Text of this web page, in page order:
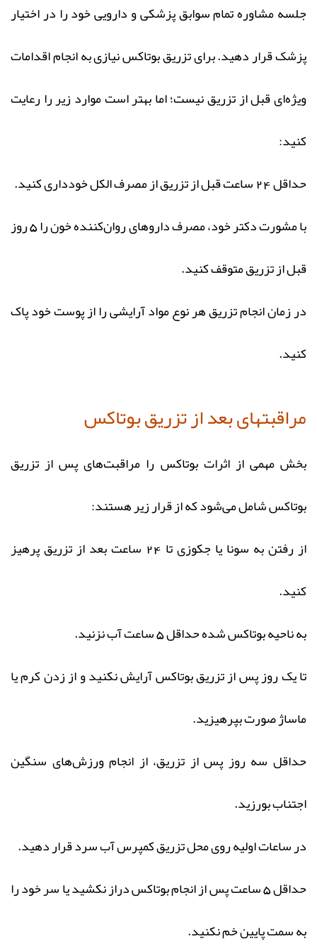
جلسه مشاوره تمام سوابق پزشکی و دارویی خود را در اختیار
پزشک قرار دهید. برای تزریق بوتاکس نیازی به انجام اقدامات
ویژه‌ای قبل از تزریق نیست؛ اما بهتر است موارد زیر را رعایت
کنید:
حداقل 24 ساعت قبل از تزریق از مصرف الکل خودداری کنید.
با مشورت دکتر خود، مصرف داروهای روان‌کننده خون را 5 روز
قبل از تزریق متوقف کنید.
در زمان انجام تزریق هر نوع مواد آرایشی را از پوست خود پاک
کنید.
مراقبتهای بعد از تزریق بوتاکس
بخش مهمی از اثرات بوتاکس را مراقبت‌های پس از تزریق
بوتاکس شامل می‌شود که از قرار زیر هستند:
از رفتن به سونا یا جکوزی تا 24 ساعت بعد از تزریق پرهیز
کنید.
به ناحیه بوتاکس شده حداقل 5 ساعت آب نزنید.
تا یک روز پس از تزریق بوتاکس آرایش نکنید و از زدن کرم یا
ماساژ صورت بپرهیزید.
حداقل سه روز پس از تزریق، از انجام ورزش‌های سنگین
اجتناب بورزید.
در ساعات اولیه روی محل تزریق کمپرس آب سرد قرار دهید.
حداقل 5 ساعت پس از انجام بوتاکس دراز نکشید یا سر خود را
به سمت پایین خم نکنید.